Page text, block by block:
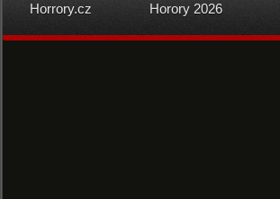
Horrory.cz Horory 2026